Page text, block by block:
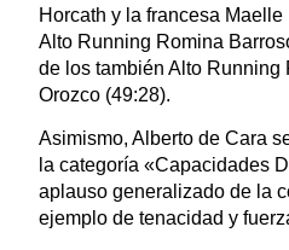
Horcath y la francesa
Alto Running Romina
de los también Alto Running
Orozco (49:28).
Asimismo, Alberto de Cara
la categoría «Capacidades
aplauso generalizado de la
ejemplo de tenacidad y